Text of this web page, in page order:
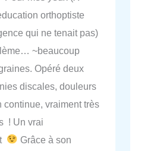
orthoptiste
qui ne tenait pas)
~beaucoup
Opéré deux
discales, douleurs
continue, vraiment très
! Un vrai
Grâce à son